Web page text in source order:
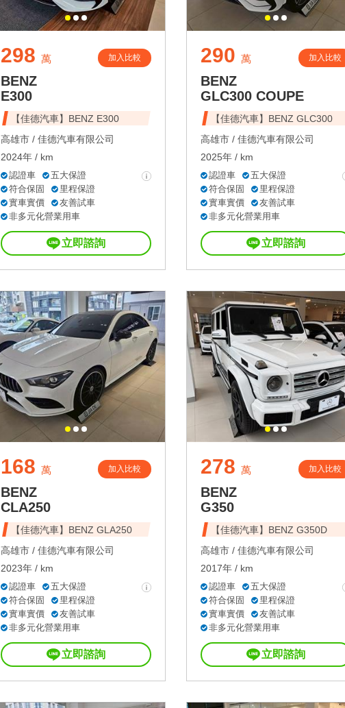
298 萬 加入比較
BENZ
E300
【佳德汽車】BENZ E300
高雄市 / 佳德汽車有限公司
2024年 / km
認證車
五大保證
符合保固
里程保證
實車實價
友善試車
非多元化營業用車
立即諮詢
290 萬 加入比較
BENZ
GLC300 COUPE
【佳德汽車】BENZ GLC300
高雄市 / 佳德汽車有限公司
2025年 / km
認證車
五大保證
符合保固
里程保證
實車實價
友善試車
非多元化營業用車
立即諮詢
168 萬 加入比較
BENZ
CLA250
【佳德汽車】BENZ GLA250
高雄市 / 佳德汽車有限公司
2023年 / km
認證車
五大保證
符合保固
里程保證
實車實價
友善試車
非多元化營業用車
立即諮詢
278 萬 加入比較
BENZ
G350
【佳德汽車】BENZ G350D
高雄市 / 佳德汽車有限公司
2017年 / km
認證車
五大保證
符合保固
里程保證
實車實價
友善試車
非多元化營業用車
立即諮詢